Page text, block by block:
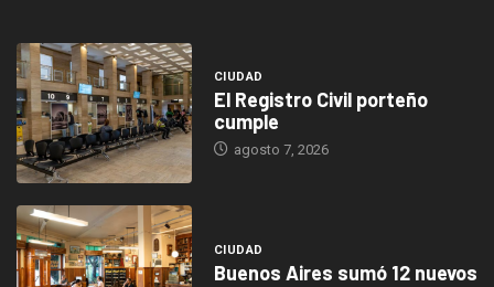
CIUDAD
El Registro Civil porteño
cumple
agosto 7, 2026
CIUDAD
Buenos Aires sumó 12 nuevos